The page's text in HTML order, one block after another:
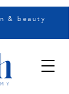
& beauty